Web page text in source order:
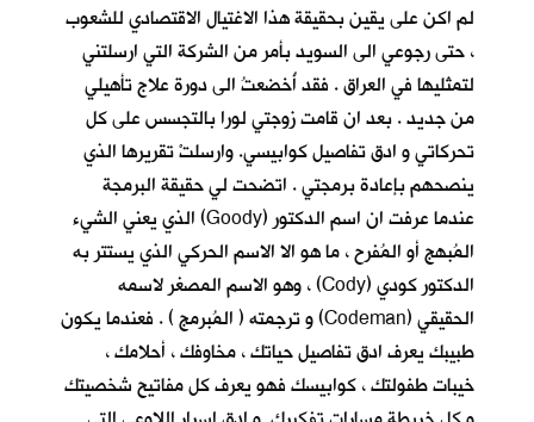
لم اكن على يقين بحقيقة هذا الاغتيال الاقتصادي للشعوب
، حتى رجوعي الى السويد بأمر من الشركة التي ارسلتني
لتمثليها في العراق . فقد أُخضعتُ الى دورة علاج تأهيلي
من جديد . بعد ان قامت زوجتي لورا بالتجسس على كل
تحركاتي و ادق تفاصيل كوابيسي. وارسلتْ تقريرها الذي
ينصحهم بإعادة برمجتي . اتضحت لي حقيقة البرمجة
عندما عرفت ان اسم الدكتور (Goody) الذي يعني الشيء
المُبهج أو المُفرح ، ما هو الا الاسم الحركي الذي يستتر به
الدكتور كودي (Cody) ، وهو الاسم المصغر لاسمه
الحقيقي (Codeman) و ترجمته ( المُبرمج ) . فعندما يكون
طبيبك يعرف ادق تفاصيل حياتك ، مخاوفك ، أحلامك ،
خيبات طفولتك ، كوابيسك فهو يعرف كل مفاتيح شخصيتك